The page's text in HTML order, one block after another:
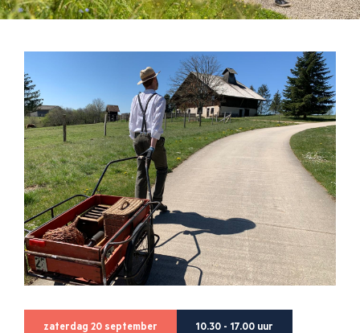
zaterdag 20 september 10.30 - 17.00 uur